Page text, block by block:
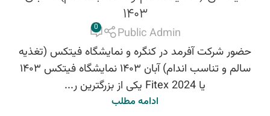
۱۴۰۳
Public Admin
0
حضور شرکت آفرمد در کنگره و نمایشگاه فیتکس (تغذیه
سالم و تناسب اندام) آبان ۱۴۰۳ نمایشگاه فیتکس ۱۴۰۳
یا Fitex 2024 یکی از بزرگترین ر...
ادامه مطلب